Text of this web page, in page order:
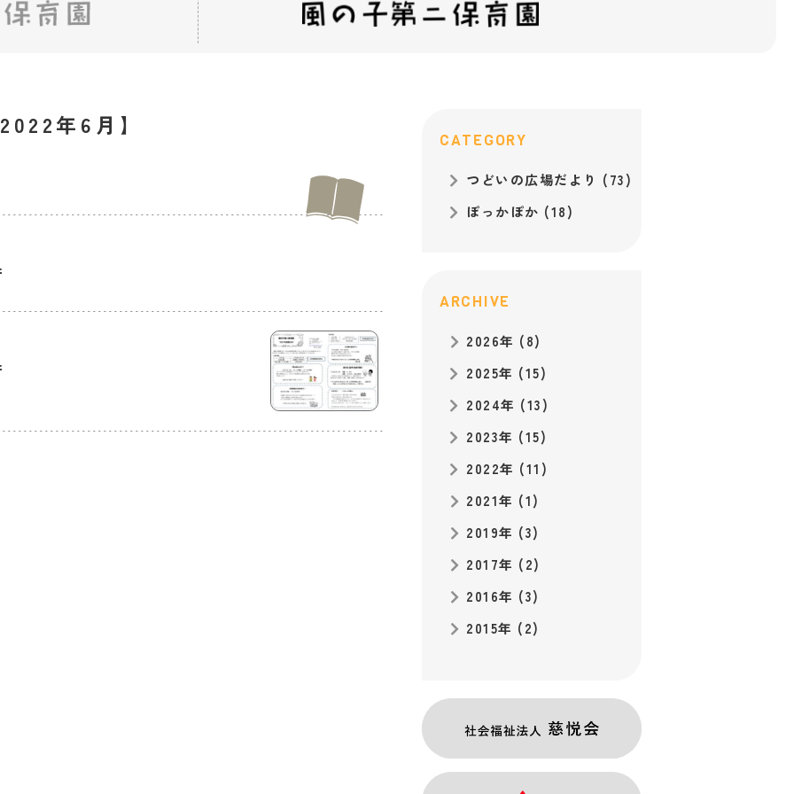
年6月】
CATEGORY
つどいの広場だより (73)
ぽっかぽか (18)
ARCHIVE
2026年 (8)
2025年 (15)
2024年 (13)
2023年 (15)
2022年 (11)
2021年 (1)
2019年 (3)
2017年 (2)
2016年 (3)
2015年 (2)